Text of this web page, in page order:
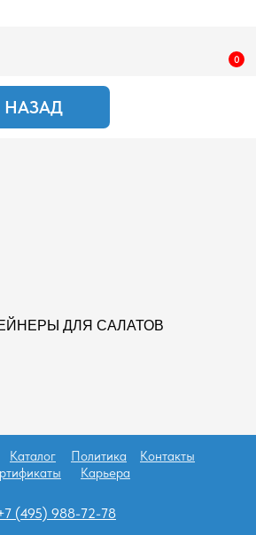
ПОИСК
ДЛЯ САЛАТОВ
Карьера
Контакты
Каталог Политика
(495) 988-72-78